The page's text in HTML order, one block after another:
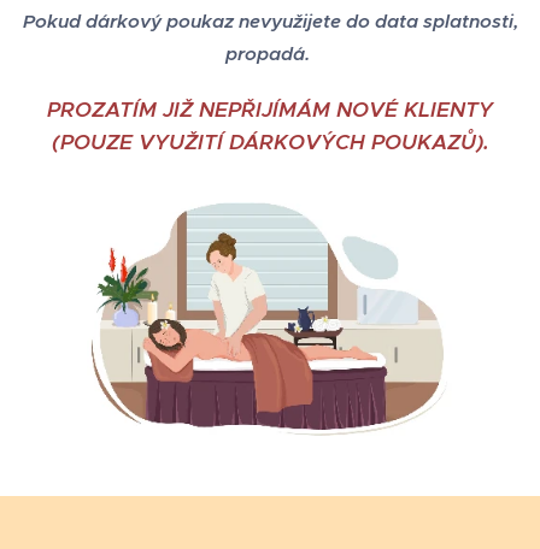
Pokud dárkový poukaz nevyužijete do data splatnosti,
propadá.
PROZATÍM JIŽ NEPŘIJÍMÁM NOVÉ KLIENTY
(POUZE VYUŽITÍ DÁRKOVÝCH POUKAZŮ).